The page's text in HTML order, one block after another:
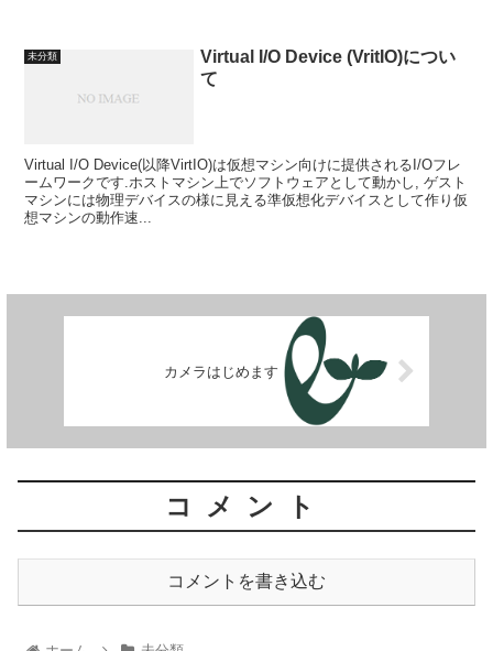
未分類
Virtual I/O Device (VritIO)につい
て
Virtual I/O Device(以降VirtIO)は仮想マシン向けに提供されるI/Oフレ
ームワークです.ホストマシン上でソフトウェアとして動かし, ゲスト
マシンには物理デバイスの様に見える準仮想化デバイスとして作り仮
想マシンの動作速...
カメラはじめます
コメント
コメントを書き込む